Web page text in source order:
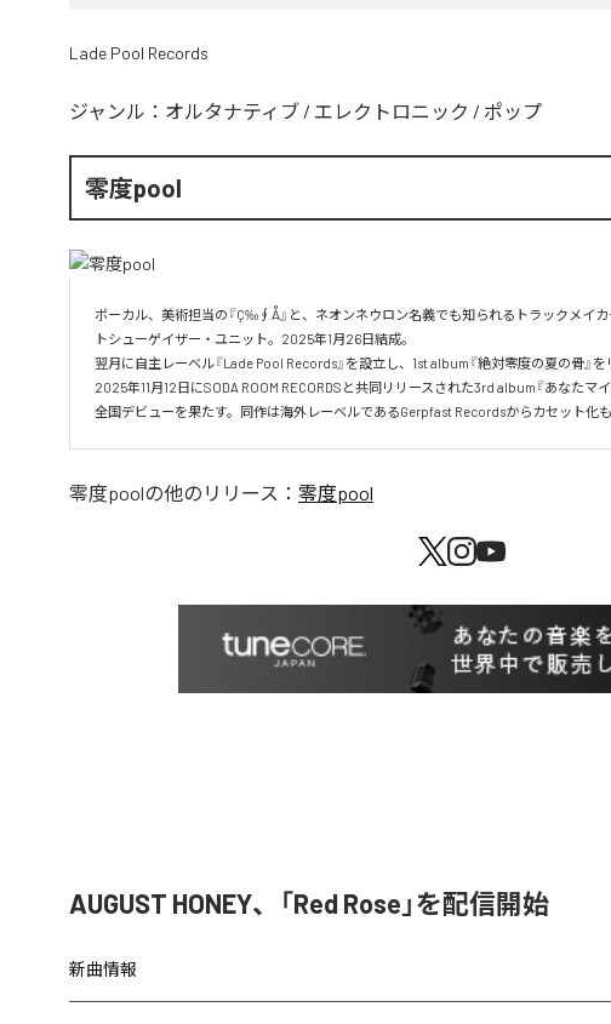
Lade Pool Records
ジャンル： オルタナティブ / エレクトロニック / ポップ
零度pool
ボーカル、美術担当の『Ç‰∮Å』と、ネオンネウロン名義でも知られるトラックメイカ
トシューゲイザー・ユニット。2025年1月26日結成。
翌月に自主レーベル『Lade Pool Records』を設立し、1st album『絶対零度の夏の骨』を
2025年11月12日にSODA ROOM RECORDSと共同リリースされた3rd album『あなたマ
全国デビューを果たす。同作は海外レーベルであるGerpfast Recordsからカセット化も
零度poolの他のリリース： 零度pool
AUGUST HONEY、「Red Rose」を配信開始
新曲情報